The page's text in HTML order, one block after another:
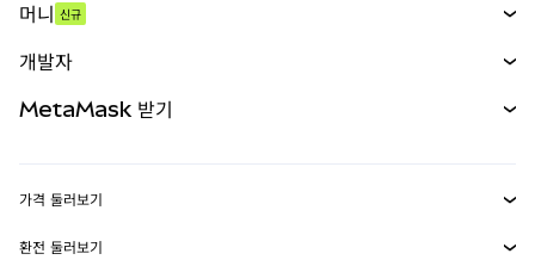
무기한 선물
실물자산
머니 신규
개발자
MetaMask Connect
MetaMask 받기
가격 둘러보기
이더리움 가격
환전 둘러보기